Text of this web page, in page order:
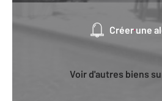
Créer une
Voir d'autres biens